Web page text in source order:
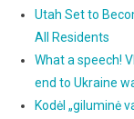
Utah Set to
All Residents
What a speech!
end to Ukraine
Kodėl „giluminė